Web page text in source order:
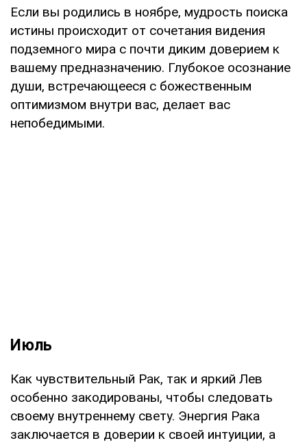
Если вы родились в ноябре, мудрость поиска
истины происходит от сочетания видения
подземного мира с почти диким доверием к
вашему предназначению. Глубокое осознание
души, встречающееся с божественным
оптимизмом внутри вас, делает вас
непобедимыми.
Июль
Как чувствительный Рак, так и яркий Лев
особенно закодированы, чтобы следовать
своему внутреннему свету. Энергия Рака
заключается в доверии к своей интуиции, а